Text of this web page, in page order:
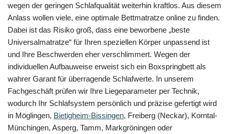
wegen der geringen Schlafqualität weiterhin kraftlos. Aus diesem
Anlass wollen viele, eine optimale Bettmatratze online zu finden.
Dabei ist das Risiko groß, dass eine beworbene „beste
Universalmatratze“ für Ihren speziellen Körper unpassend ist
und Ihre Beschwerden eher verschlimmert. Wegen der
individuellen Aufbauweise erweist sich ein Boxspringbett als
wahrer Garant für überragende Schlafwerte. In unserem
Fachgeschäft prüfen wir Ihre Liegeparameter per Technik,
wodurch Ihr Schlafsystem persönlich und präzise gefertigt wird
in Möglingen, Bietigheim-Bissingen, Freiberg (Neckar), Korntal-
Münchingen, Asperg, Tamm, Markgröningen oder